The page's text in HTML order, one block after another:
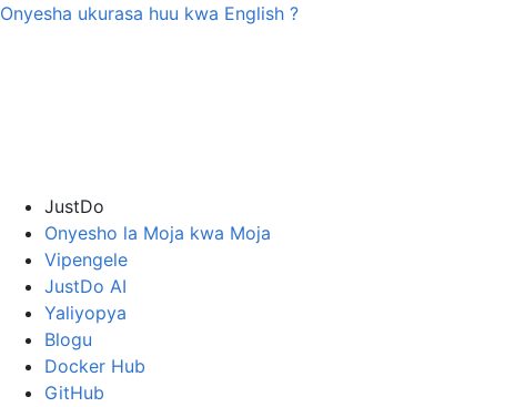
Onyesha ukurasa huu kwa English ?
JustDo
Onyesho la Moja kwa Moja
Vipengele
JustDo AI
Yaliyopya
Blogu
Docker Hub
GitHub